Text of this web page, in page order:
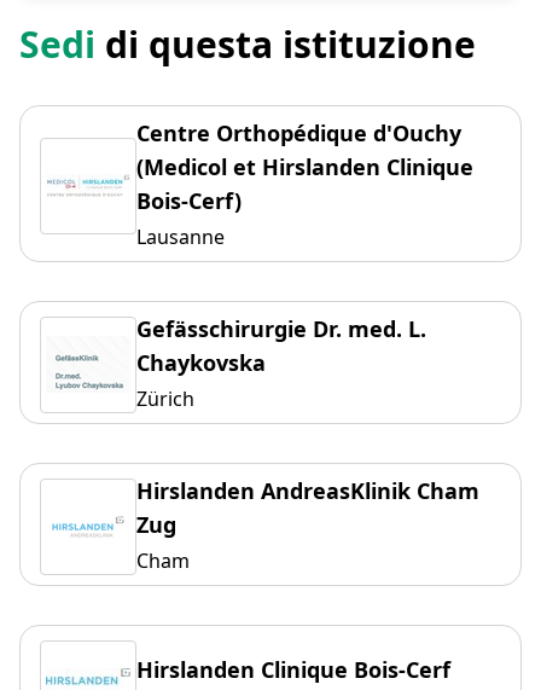
Sedi di questa istituzione
Centre Orthopédique d'Ouchy
(Medicol et Hirslanden Clinique
Bois-Cerf)
Lausanne
Gefässchirurgie Dr. med. L.
Chaykovska
Zürich
Hirslanden AndreasKlinik Cham
Zug
Cham
Hirslanden Clinique Bois-Cerf